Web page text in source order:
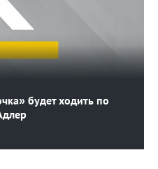
будет ходить по